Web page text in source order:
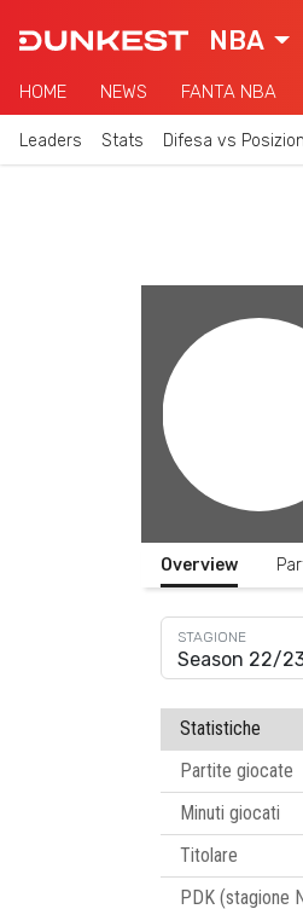
NBA
HOME NEWS FANTA NBA
Leaders Stats Difesa vs
Overview
Season 22/
Statistiche
Partite giocate
Minuti giocati
Titolare
PDK (stagione